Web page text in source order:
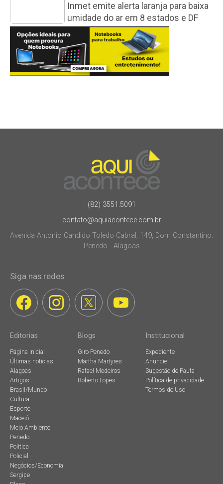
Inmet emite alerta laranja para baixa
umidade do ar em 8 estados e DF
(82) 3551.5091
contato@aquiacontece.com.br
Avenida Antonio Candido Toledo Cabral, 149, Dom Constantino.
Penedo - Alagoas
Siga nas redes
Editorias
Página inicial
Últimas notícias
Alagoas
Artigos
Brasil/Mundo
Cultura
Esporte
Maceió
Meio Ambiente
Penedo
Política
Policial
Negócios/Economia
Sergipe
Blogs
Giro Penedo
Martha Martyres
Rafael Medeiros
Roberto Lopes
Institucional
Expediente
Anuncie
Sugestão de Pauta
Política de privacidade
Termos de Uso